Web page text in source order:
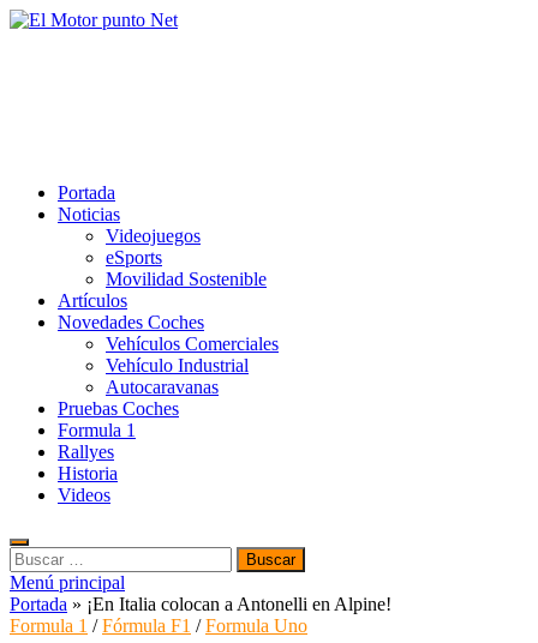
Saltar
Portada
Noticias
Videojuegos
eSports
Movilidad Sostenible
Artículos
Novedades Coches
Vehículos Comerciales
Vehículo Industrial
Autocaravanas
Pruebas Coches
Formula 1
Rallyes
Historia
Videos
Buscar:
Menú principal
Portada » ¡En Italia colocan a Antonelli en Alpine!
Formula 1 /Fórmula F1 /Formula Uno